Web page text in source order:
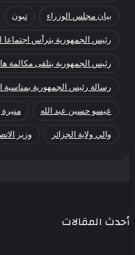
بيان مجلس الوزراء تبون
رئيس الجمهورية يترأس اجتماعا
رئيس الجمهورية يتلقى مكالمة
رسالة رئيس الجمهورية بمناسبة
عيسو حسين عبد الله منيرة
والي ولاية الجزائر وزير الاتصال
المقالات